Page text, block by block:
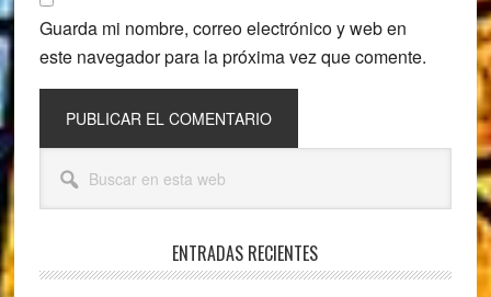
Guarda mi nombre, correo electrónico y web en
este navegador para la próxima vez que comente.
Barra
lateral
esta
ENTRADAS RECIENTES